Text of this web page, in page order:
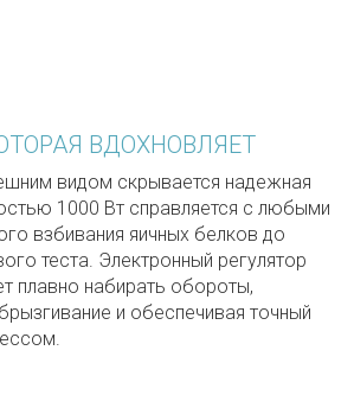
ВДОХНОВЛЯЕТ
видом скрывается надежная
1000 Вт справляется с любыми
взбивания яичных белков до
теста. Электронный регулятор
плавно набирать обороты,
и обеспечивая точный